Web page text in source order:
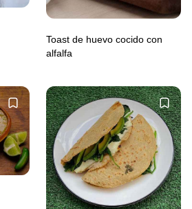
Toast de huevo cocido con
alfalfa